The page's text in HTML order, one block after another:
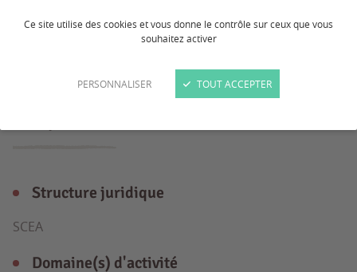
Ce site utilise des cookies et vous donne le contrôle sur ceux que vous
souhaitez activer
PERSONNALISER TOUT ACCEPTER
Alimentation soupe.
Structure juridique
SCEA
Domaine(s) d'activité